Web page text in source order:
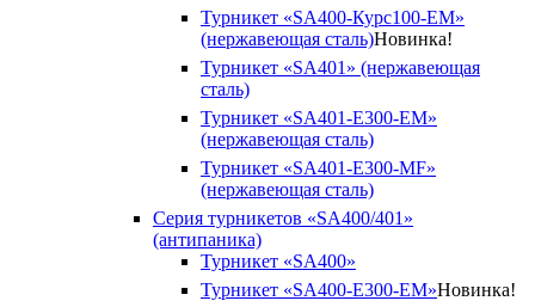
Турникет «SA400-Курс100-EM»
(нержавеющая сталь)Новинка!
Турникет «SA401» (нержавеющая
сталь)
Турникет «SA401-E300-EM»
(нержавеющая сталь)
Турникет «SA401-E300-MF»
(нержавеющая сталь)
Серия турникетов «SA400/401»
(антипаника)
Турникет «SA400»
Турникет «SA400-Е300-EM»Новинка!